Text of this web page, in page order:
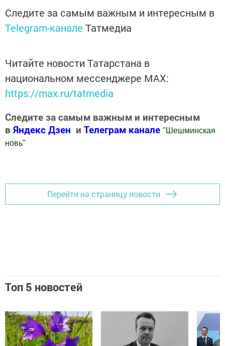
Следите за самым важным и интересным в
Telegram-канале Татмедиа
Читайте новости Татарстана в
национальном мессенджере MАХ:
https://max.ru/tatmedia
Следите за самым важным и интересным
в Яндекс Дзен и Телеграм канале " Шешминская
новь"
Перейти на страницу новости
Топ 5 новостей